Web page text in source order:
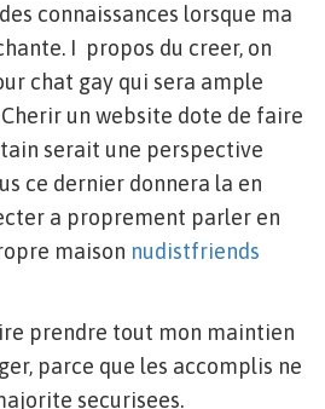
connaissances lorsque ma
I propos du creer, on
chat gay qui sera ample
Cherir un website dote de faire
serait une perspective
ce dernier donnera la en
a proprement parler en
maison nudistfriends
prendre tout mon maintien
parce que les accomplis ne
securisees.